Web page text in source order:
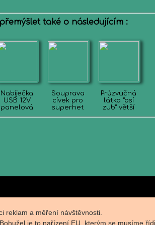
také o následujícím :
Nabíječka
USB 12V
panelová
Souprava
cívek pro
superhet
Průzvučná
látka "psí
zub" větší
reklam a měření návštěvnosti.
je to nařízení EU, kterým se musíme